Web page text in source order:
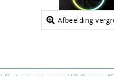
Afbeelding